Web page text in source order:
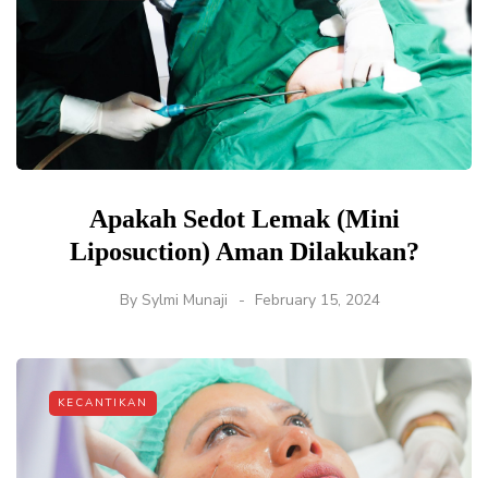
Apakah Sedot Lemak (Mini
Liposuction) Aman Dilakukan?
By Sylmi Munaji February 15, 2024
KECANTIKAN